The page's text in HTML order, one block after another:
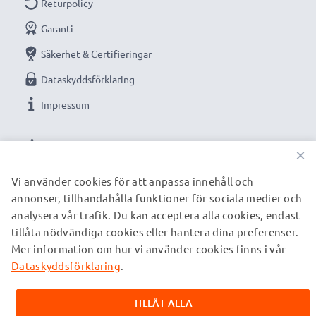
GPS, navigator, tracker, cykel-gps, cykeldator med
flera
Kvalitetsladdare från subtel som erbjuder maximal
kraft för alla vardagens uppgifter.
Vi grundades år 2004 och är en internationell
specialist som endast erbjuder kvalitetsprodukter.
Därför har vi 36 månader garanti!
VÅRA BETALNINGSALTERNATIV
Returpolicy
Garanti
Säkerhet & Certifieringar
Dataskyddsförklaring
Impressum
VÅRA FRAKTPARTNERS
© subtel.se 2026
Alla priser är inklusive moms och exklusive fraktkostnader.
varumärken tillhörande deras ägare och anges på våra
webbsidor enbart för att ge information om våra produkter.
×
Vi använder cookies för att anpassa innehåll och
annonser, tillhandahålla funktioner för sociala medier och
analysera vår trafik. Du kan acceptera alla cookies, endast
tillåta nödvändiga cookies eller hantera dina preferenser.
Mer information om hur vi använder cookies finns i vår
Dataskyddsförklaring.
TILLÅT ALLA